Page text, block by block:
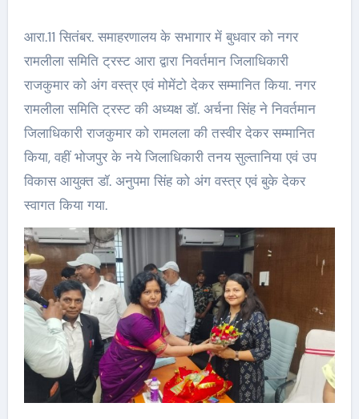
आरा.11 सितंबर. समाहरणालय के सभागार में बुधवार को नगर
रामलीला समिति ट्रस्ट आरा द्वारा निवर्तमान जिलाधिकारी
राजकुमार को अंग वस्त्र एवं मोमेंटो देकर सम्मानित किया. नगर
रामलीला समिति ट्रस्ट की अध्यक्ष डॉ. अर्चना सिंह ने निवर्तमान
जिलाधिकारी राजकुमार को रामलला की तस्वीर देकर सम्मानित
किया, वहीं भोजपुर के नये जिलाधिकारी तनय सुल्तानिया एवं उप
विकास आयुक्त डॉ. अनुपमा सिंह को अंग वस्त्र एवं बुके देकर
स्वागत किया गया.